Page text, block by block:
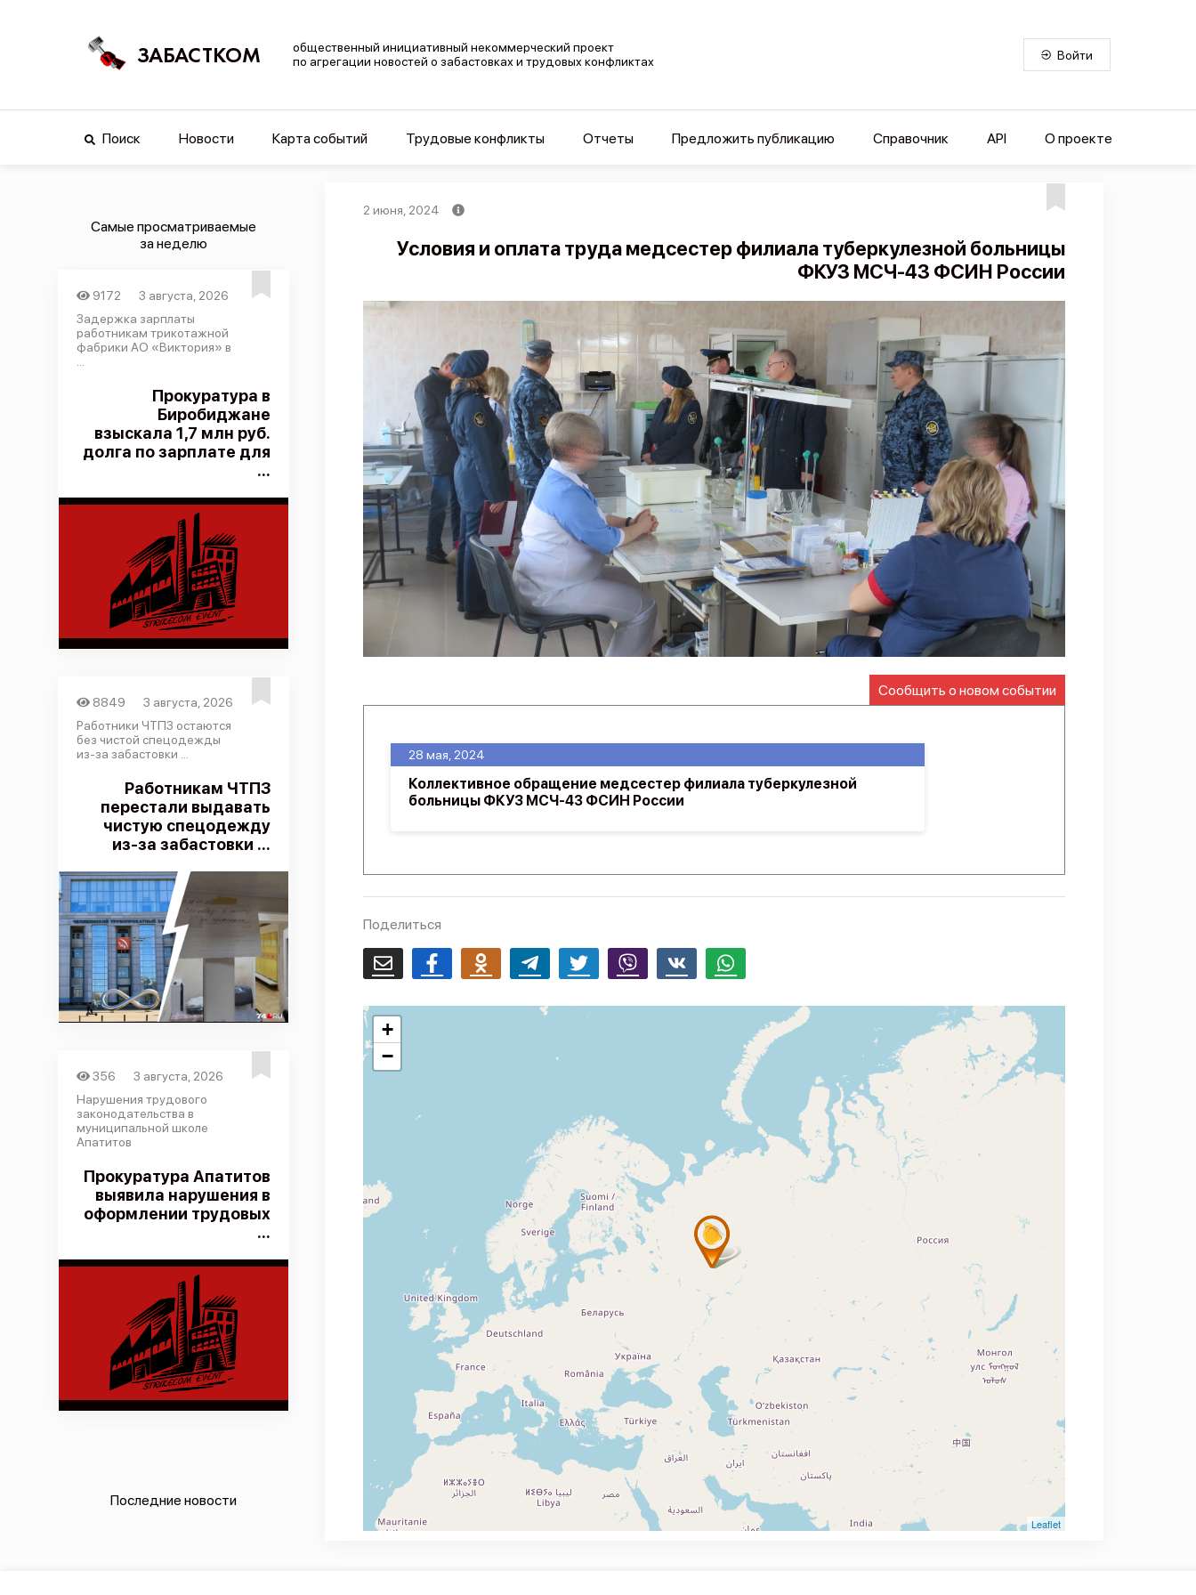
ЗАБАСТКОМ
общественный инициативный некоммерческий проект
по агрегации новостей о забастовках и трудовых конфликтах
Войти
Поиск Новости Карта событий Трудовые конфликты Отчеты Предложить публикацию Справочник API О проекте
Самые просматриваемые
за неделю
9172
3 августа, 2026
Задержка зарплаты
работникам трикотажной
фабрики АО «Виктория» в
Прокуратура в
Биробиджане
взыскала 1,7 млн руб.
долга по зарплате для
...
8849
3 августа, 2026
Работники ЧТПЗ остаются
без чистой спецодежды
из-за забастовки ...
Работникам ЧТПЗ
перестали выдавать
чистую спецодежду
из-за забастовки ...
356
3 августа, 2026
Нарушения трудового
законодательства в
муниципальной школе
Апатитов
Прокуратура Апатитов
выявила нарушения в
оформлении трудовых
...
Последние новости
2 июня, 2024
Условия и оплата труда медсестер филиала туберкулезной больницы
ФКУЗ МСЧ-43 ФСИН России
Сообщить о новом событии
28 мая, 2024
Коллективное обращение медсестер филиала туберкулезной
больницы ФКУЗ МСЧ-43 ФСИН России
Поделиться
Email FacebookOdnoklassnikiTelegram Twitter Viber Whatsapp
+
−
Leaflet